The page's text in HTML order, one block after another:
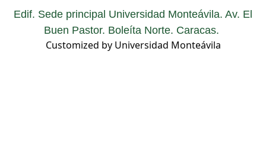
Edif. Sede principal Universidad Monteávila. Av. El
Buen Pastor. Boleíta Norte. Caracas.
Customized by Universidad Monteávila